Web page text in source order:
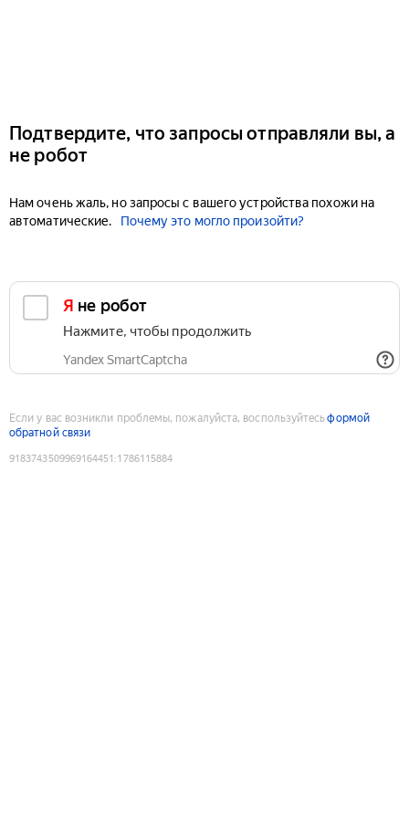
Подтвердите, что запросы отправляли вы, а
не робот
Нам очень жаль, но запросы с вашего устройства похожи на
автоматические.
Почему это могло произойти?
Я не робот
Нажмите, чтобы продолжить
Yandex SmartCaptcha
Если у вас возникли проблемы, пожалуйста, воспользуйтесьформой
обратной связи
9183743509969164451 :1786115884